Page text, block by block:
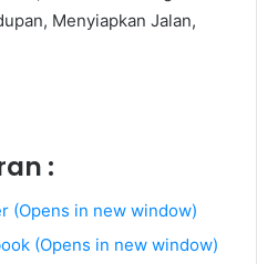
Menyiapkan Jalan,
:
(Opens in new window)
(Opens in new window)